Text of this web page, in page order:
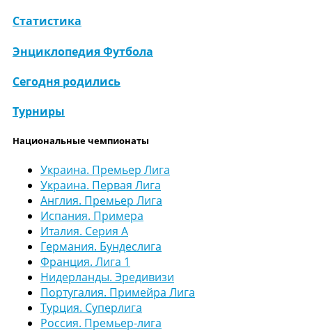
Статистика
Энциклопедия Футбола
Сегодня родились
Турниры
Национальные чемпионаты
Украина. Премьер Лига
Украина. Первая Лига
Англия. Премьер Лига
Испания. Примера
Италия. Серия А
Германия. Бундеслига
Франция. Лига 1
Нидерланды. Эредивизи
Португалия. Примейра Лига
Турция. Суперлига
Россия. Премьер-лига